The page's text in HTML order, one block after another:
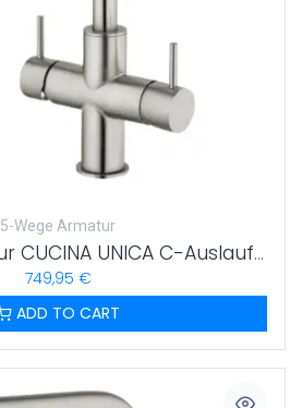
5-Wege Armatur
5-Wege-Armatur CUCINA UNICA C-Auslauf in Edelstahl massiv
749,95 €
ADD TO CART